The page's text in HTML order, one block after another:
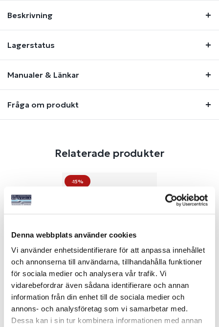
Denna webbplats använder cookies
Vi använder enhetsidentifierare för att anpassa innehållet
och annonserna till användarna, tillhandahålla funktioner
för sociala medier och analysera vår trafik. Vi
vidarebefordrar även sådana identifierare och annan
information från din enhet till de sociala medier och
annons- och analysföretag som vi samarbetar med.
Dessa kan i sin tur kombinera informationen med annan
Beskrivning
Lagerstatus
Manualer & Länkar
Fråga om produkt
Relaterade produkter
-15%
CTEK SMARTPASS 120S
Art nr: 12962
3 390 kr
Ord. netto 3 995 kr